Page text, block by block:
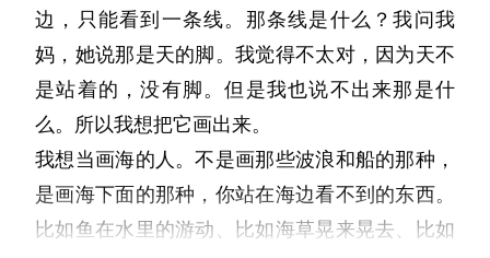
吹夜风，让我别管她。
我本应该为其感伤，可不具备真正的人心的我，
竟萌生了嫉妒；我想要那被故事眷顾的人生，想
要百般滋味。她天生就是文学宫殿上的明月，可
为什么不照拂我半分？数个日夜作为平凡人的独
唱，不敢追求高自己半尺之物，积压下来的不
满，喧斥天才的欲望被意识到之后，我感到自己
边，只能看到一条线。那条线是什么？我问我
妈，她说那是天的脚。我觉得不太对，因为天不
是站着的，没有脚。但是我也说不出来那是什
么。所以我想把它画出来。
我想当画海的人。不是画那些波浪和船的那种，
是画海下面的那种，你站在海边看不到的东西。
比如鱼在水里的游动、比如海草晃来晃去、比如